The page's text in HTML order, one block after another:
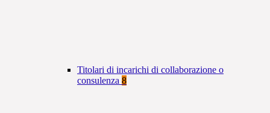
Titolari di incarichi di collaborazione o
consulenza 8